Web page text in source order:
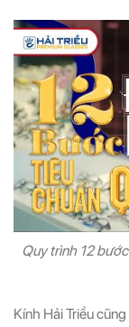
Quy trình 12
Kính Hải Triều